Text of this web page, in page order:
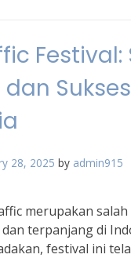
Festival:
28, 2025 by admin915
merupakan
terpanjang di
festival ini